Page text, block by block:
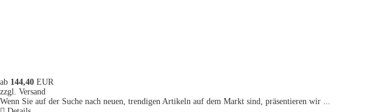
ab 144,40 EUR
zzgl. Versand
Wenn Sie auf der Suche nach neuen, trendigen Artikeln auf dem Markt sind, präsentieren wir ...